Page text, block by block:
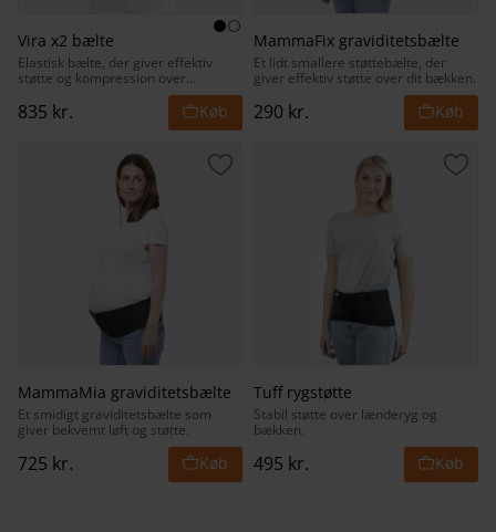
Vira x2 bælte
Elastisk bælte, der giver effektiv
støtte og kompression over
835 kr.
MammaFix graviditetsbælte
Et lidt smallere støttebælte, der
giver effektiv støtte over dit bækken.
290 kr.
MammaMia graviditetsbælte
Et smidigt graviditetsbælte som
giver bekvemt løft og støtte.
725 kr.
Gem som favorit
Tuff rygstøtte
Stabil støtte over lænderyg og
bækken.
495 kr.